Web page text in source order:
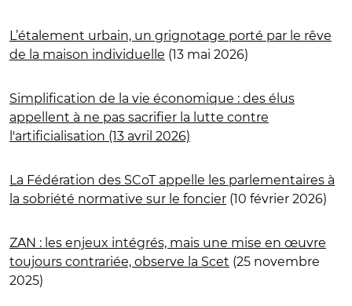
L’étalement urbain, un grignotage porté par le rêve
de la maison individuelle (13 mai 2026)
Simplification de la vie économique : des élus
appellent à ne pas sacrifier la lutte contre
l'artificialisation (13 avril 2026)
La Fédération des SCoT appelle les parlementaires à
la sobriété normative sur le foncier (10 février 2026)
ZAN : les enjeux intégrés, mais une mise en œuvre
toujours contrariée, observe la Scet (25 novembre
2025)